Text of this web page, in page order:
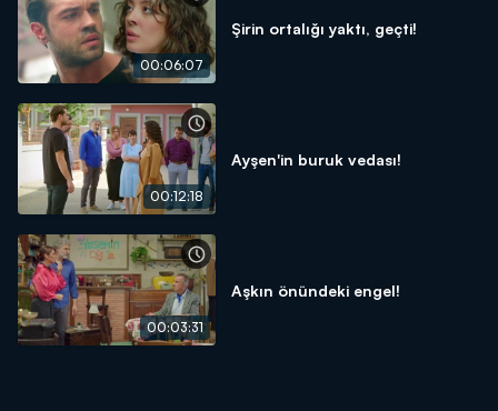
00:06:07
Şirin ortalığı yaktı, geçti!
00:12:18
Ayşen'in buruk vedası!
00:03:31
Aşkın önündeki engel!